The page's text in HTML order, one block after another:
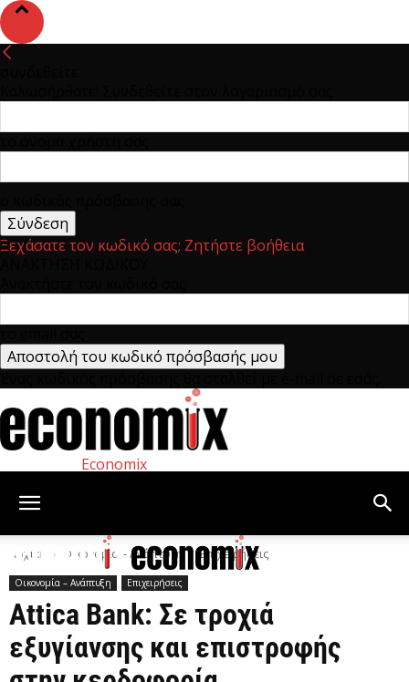
Ξεχάσατε τον κωδικό σας; Ζητήστε βοήθεια
Economix
Αρχική Οικονομία – Ανάπτυξη Επιχειρήσεις
Οικονομία – Ανάπτυξη Επιχειρήσεις
Attica Bank: Σε τροχιά
εξυγίανσης και επιστροφής